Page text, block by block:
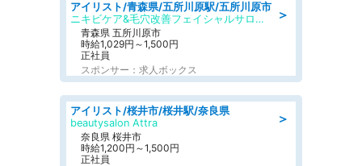
＞
アイリスト/青森県/五所川原駅/五所川原市
ニキビケア&毛穴改善フェイシャルサロン BELDAD
青森県 五所川原市
時給1,029円～1,500円
正社員
スポンサー：求人ボックス
＞
アイリスト/桜井市/桜井駅/奈良県
beautysalon Attra
奈良県 桜井市
時給1,200円～1,500円
正社員